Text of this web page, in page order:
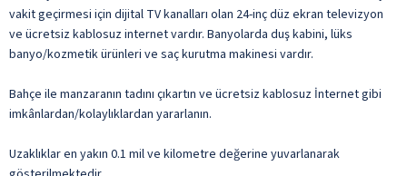
vakit geçirmesi için dijital TV kanalları olan 24-inç düz ekran televizyon
ve ücretsiz kablosuz internet vardır. Banyolarda duş kabini, lüks
banyo/kozmetik ürünleri ve saç kurutma makinesi vardır.
Bahçe ile manzaranın tadını çıkartın ve ücretsiz kablosuz İnternet gibi
imkânlardan/kolaylıklardan yararlanın.
Uzaklıklar en yakın 0.1 mil ve kilometre değerine yuvarlanarak